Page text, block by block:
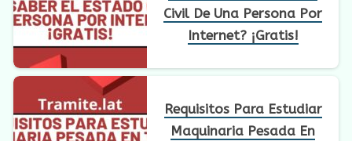
Civil De Una Persona Por
Internet? ¡Gratis!
Requisitos Para Estudiar
Maquinaria Pesada En